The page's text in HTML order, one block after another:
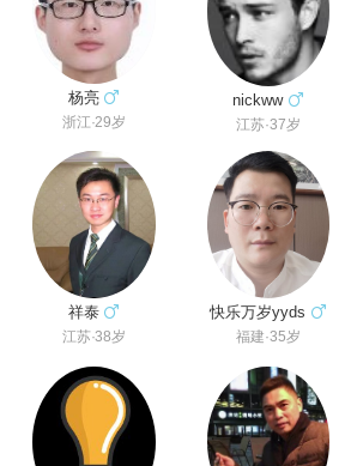
杨亮
浙江·29岁
nickww
江苏·37岁
祥泰
江苏·38岁
快乐万岁yyds
福建·35岁